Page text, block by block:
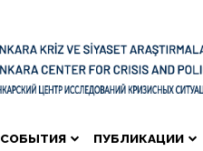
СОБЫТИЯ ПУБЛИКАЦИИ